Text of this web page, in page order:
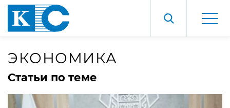
ЭКОНОМИКА
Статьи по теме